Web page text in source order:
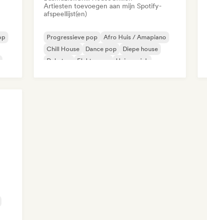
Artiesten toevoegen aan mijn Spotify-
afspeellijst(en)
Progressieve pop
Afro Huis / Amapiano
Chill House
Dance pop
Diepe house
Dubstep
Elektropop Huismuziek